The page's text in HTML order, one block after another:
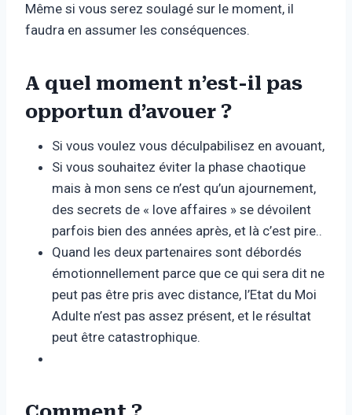
Même si vous serez soulagé sur le moment, il
faudra en assumer les conséquences.
A quel moment n’est-il pas
opportun d’avouer ?
Si vous voulez vous déculpabilisez en avouant,
Si vous souhaitez éviter la phase chaotique
mais à mon sens ce n’est qu’un ajournement,
des secrets de « love affaires » se dévoilent
parfois bien des années après, et là c’est pire..
Quand les deux partenaires sont débordés
émotionnellement parce que ce qui sera dit ne
peut pas être pris avec distance, l’Etat du Moi
Adulte n’est pas assez présent, et le résultat
peut être catastrophique.